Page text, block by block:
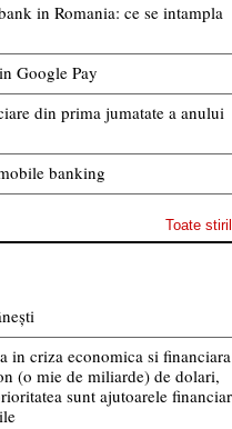
in Romania: ce se intampla
Google Pay
din prima jumatate a anului
banking
Toate
in criza economica si financiara
(o mie de miliarde) de dolari,
sunt ajutoarele